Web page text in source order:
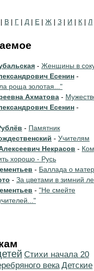
| В | Г | Д | Е | Ж | З | И | К | Л
- Женщины в
Есенин -
роща золотая..."
Ахматова -
Есенин -
- Памятник
- Учителям
Некрасов -
хорошо - Русь
- Баллада о
- За цветами в зимний
- "Не смейте
Cтихи начала 20
века Детские